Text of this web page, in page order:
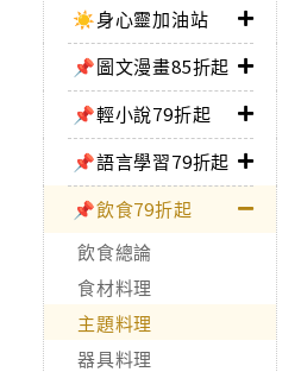
☀️身心靈加油站
📌圖文漫畫85折起
📌輕小說79折起
📌語言學習79折起
📌飲食79折起
飲食總論
食材料理
主題料理
器具料理